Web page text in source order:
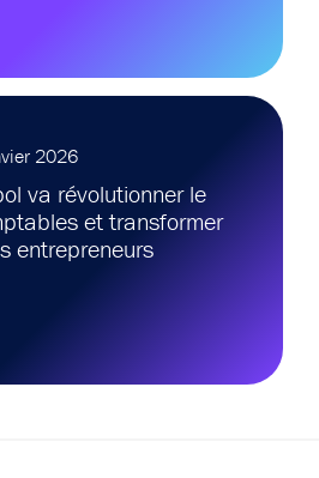
2026
va révolutionner le
et transformer
entrepreneurs